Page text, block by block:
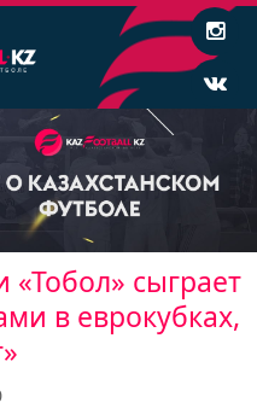
сыграет
в еврокубках,